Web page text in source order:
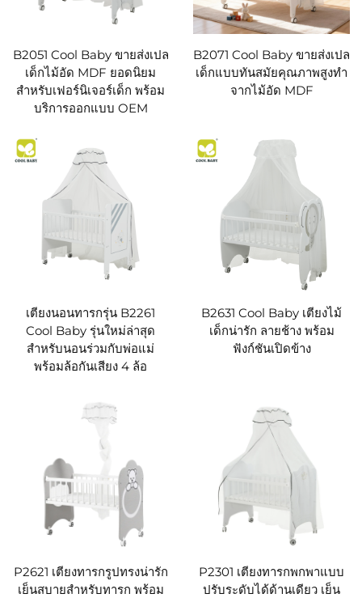
B2051 Cool Baby ขายส่งเปล
เด็กไม้อัด MDF ยอดนิยม
สำหรับเฟอร์นิเจอร์เด็ก พร้อม
บริการออกแบบ OEM
B2071 Cool Baby ขายส่งเปล
เด็กแบบทันสมัยคุณภาพสูงทำ
จากไม้อัด MDF
เตียงนอนทารกรุ่น B2261
Cool Baby รุ่นใหม่ล่าสุด
สำหรับนอนร่วมกับพ่อแม่
พร้อมล้อกันเสียง 4 ล้อ
B2631 Cool Baby เตียงไม้
เด็กน่ารัก ลายช้าง พร้อม
ฟังก์ชันเปิดข้าง
P2621 เตียงทารกรูปทรงน่ารัก
เย็นสบายสำหรับทารก พร้อม
P2301 เตียงทารกพกพาแบบ
ปรับระดับได้ด้านเดียว เย็น